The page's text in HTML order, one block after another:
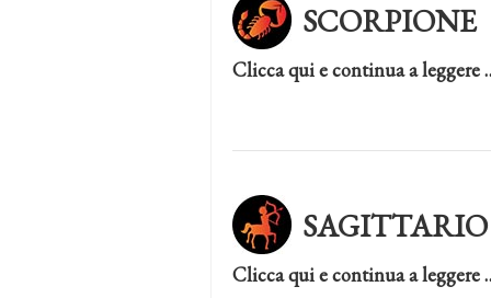
SCORPIONE
Clicca qui e continua a leggere
SAGITTARIO
Clicca qui e continua a leggere